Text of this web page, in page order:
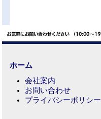
ホーム
会社案内
お問い合わせ
プライバシーポリシー